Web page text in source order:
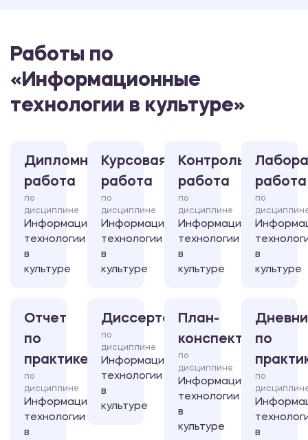
Работы по
«Информационные
технологии в культуре»
Дипломная
работа
по
дисциплине
Информационные
технологии
в
культуре
Курсовая
работа
по
дисциплине
Информационные
технологии
в
культуре
Контрольная
работа
по
дисциплине
Информационные
технологии
в
культуре
работа
по
в
культуре
Отчет
по
практике
по
дисциплине
Информационные
технологии
в
Диссертация
по
дисциплине
Информационные
технологии
в
культуре
План-
конспект
по
дисциплине
Информационные
технологии
в
культуре
по
по
в